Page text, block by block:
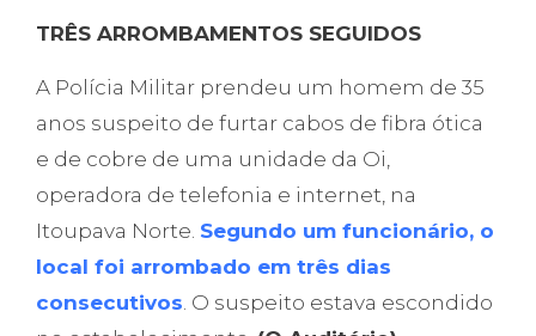
TRÊS ARROMBAMENTOS SEGUIDOS
A Polícia Militar prendeu um homem de 35
anos suspeito de furtar cabos de fibra ótica
e de cobre de uma unidade da Oi,
operadora de telefonia e internet, na
Itoupava Norte. Segundo um funcionário, o
local foi arrombado em três dias
consecutivos. O suspeito estava escondido